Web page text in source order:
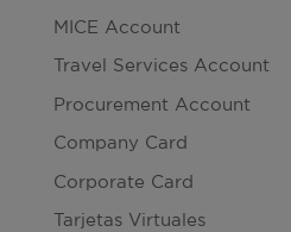
MICE Account
Travel Services Account
Procurement Account
Company Card
Corporate Card
Tarjetas Virtuales